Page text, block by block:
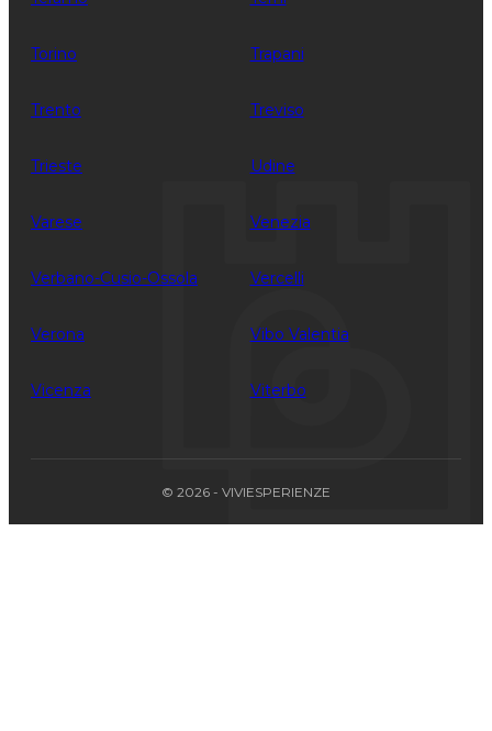
Torino Trapani
Trento Treviso
Trieste Udine
Varese Venezia
Verbano-Cusio-Ossola Vercelli
Verona Vibo Valentia
Vicenza Viterbo
© 2026 - VIVIESPERIENZE